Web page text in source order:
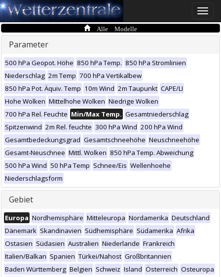
Toggle
Alle Modelle
Parameter
500 hPa Geopot. Höhe 850 hPa Temp. 850 hPa Stromlinien
Niederschlag 2m Temp 700 hPa Vertikalbew
850 hPa Pot. Äquiv. Temp 10m Wind 2m Taupunkt CAPE/LI
Hohe Wolken Mittelhohe Wolken Niedrige Wolken
700 hPa Rel. Feuchte Min/Max Temp. Gesamtniederschlag
Spitzenwind 2m Rel. feuchte 300 hPa Wind 200 hPa Wind
Gesamtbedeckungsgrad Gesamtschneehöhe Neuschneehöhe
Gesamt-Neuschnee Mittl. Wolken 850 hPa Temp. Abweichung
500 hPa Wind 50 hPa Temp Schnee/Eis Wellenhoehe
Niederschlagsform
Gebiet
Europa Nordhemisphäre Mitteleuropa Nordamerika Deutschland
Dänemark Skandinavien Südhemisphäre Südamerika Afrika
Ostasien Südasien Australien Niederlande Frankreich
Italien/Balkan Spanien Türkei/Nahost Großbritannien
Baden Württemberg Belgien Schweiz Island Österreich Osteuropa